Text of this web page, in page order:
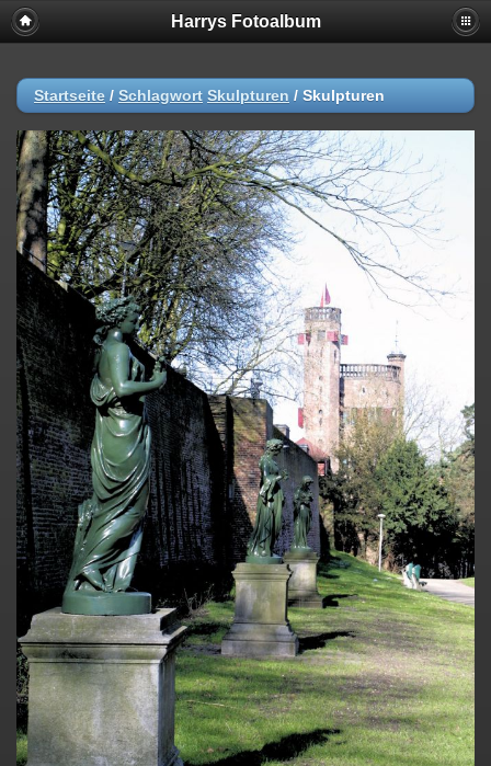
Harrys Fotoalbum
Startseite / Schlagwort Skulpturen / Skulpturen